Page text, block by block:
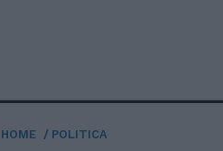
HOME POLITICA